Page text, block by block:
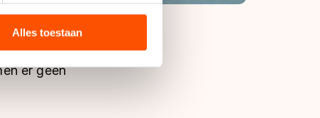
media, advertenties en
zij hebben verzameld via
de VS, waar mogelijk geen
in met deze overdracht.
Alles toestaan
er geen